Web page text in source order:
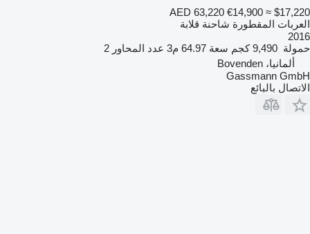
AED 63,220 €14,900 ≈ $17,220
العربات المقطورة شاحنة قلابة
2016
حمولة 9,490 كجم سعة 64.97 م3 عدد المحاور 2
ألمانيا، Bovenden
Gassmann GmbH
الاتصال بالبائع